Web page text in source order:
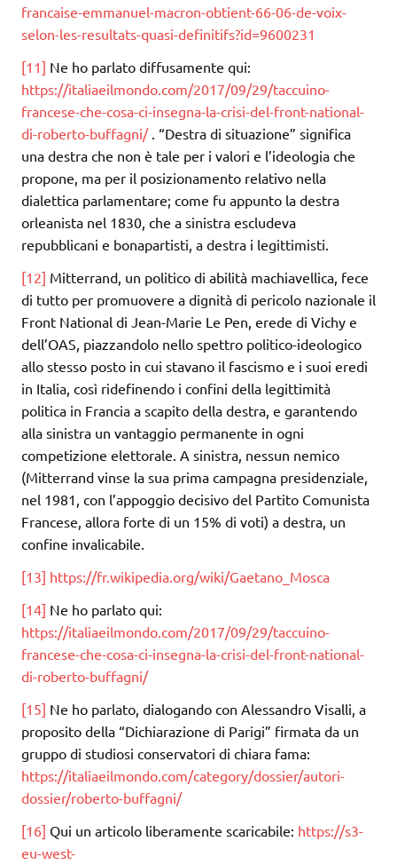
francaise-emmanuel-macron-obtient-66-06-de-voix-
selon-les-resultats-quasi-definitifs?id=9600231
[11] Ne ho parlato diffusamente qui:
https://italiaeilmondo.com/2017/09/29/taccuino-
francese-che-cosa-ci-insegna-la-crisi-del-front-national-
di-roberto-buffagni/. “Destra di situazione” significa
una destra che non è tale per i valori e l’ideologia che
propone, ma per il posizionamento relativo nella
dialettica parlamentare; come fu appunto la destra
orleanista nel 1830, che a sinistra escludeva
repubblicani e bonapartisti, a destra i legittimisti.
[12] Mitterrand, un politico di abilità machiavellica, fece
di tutto per promuovere a dignità di pericolo nazionale il
Front National di Jean-Marie Le Pen, erede di Vichy e
dell’OAS, piazzandolo nello spettro politico-ideologico
allo stesso posto in cui stavano il fascismo e i suoi eredi
in Italia, così ridefinendo i confini della legittimità
politica in Francia a scapito della destra, e garantendo
alla sinistra un vantaggio permanente in ogni
competizione elettorale. A sinistra, nessun nemico
(Mitterrand vinse la sua prima campagna presidenziale,
nel 1981, con l’appoggio decisivo del Partito Comunista
Francese, allora forte di un 15% di voti) a destra, un
confine invalicabile.
[13] https://fr.wikipedia.org/wiki/Gaetano_Mosca
[14] Ne ho parlato qui:
https://italiaeilmondo.com/2017/09/29/taccuino-
francese-che-cosa-ci-insegna-la-crisi-del-front-national-
di-roberto-buffagni/
[15] Ne ho parlato, dialogando con Alessandro Visalli, a
proposito della “Dichiarazione di Parigi” firmata da un
gruppo di studiosi conservatori di chiara fama:
https://italiaeilmondo.com/category/dossier/autori-
dossier/roberto-buffagni/
[16] Qui un articolo liberamente scaricabile: https://s3-
eu-west-